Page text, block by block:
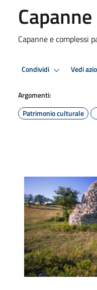
Capanne e complessi
Condividi Vedi
Argomenti:
Patrimonio culturale